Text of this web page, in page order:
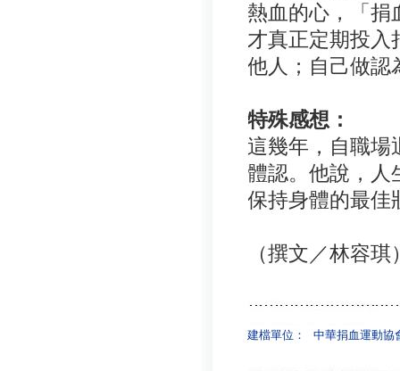
熱血的心，「捐
才真正定期投入
他人；自己做認
特殊感想：
這幾年，自職場
體認。他說，人
保持身體的最佳
（撰文／林容琪
建檔單位： 中華捐血運動協